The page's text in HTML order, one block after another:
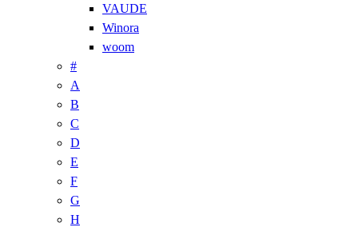
VAUDE
Winora
woom
#
A
B
C
D
E
F
G
H